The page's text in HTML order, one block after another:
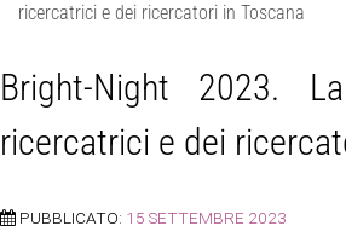
ricercatrici e dei ricercatori in Toscana
Bright-Night 2023.
ricercatrici e dei
PUBBLICATO: 15 SETTEMBRE 2023